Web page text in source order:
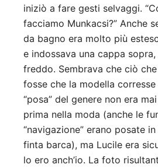
iniziò a fare gesti selvaggi.
facciamo Munkacsi?” Anche
da bagno era molto più
e indossava una cappa
freddo. Sembrava che ciò
fosse che la modella
“posa” del genere non era
prima nella moda (anche le
“navigazione” erano posate
finta barca), ma Lucile era
lo ero anch’io. La foto